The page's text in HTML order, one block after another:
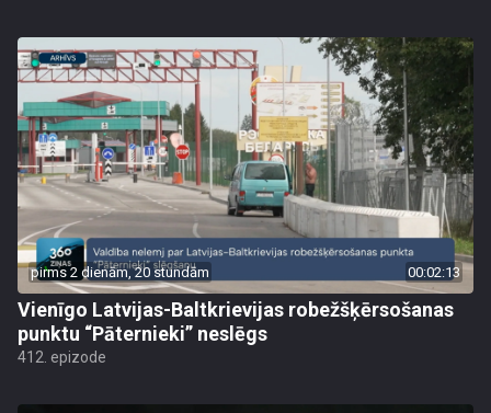
pirms 2 dienām, 20 stundām 00:02:13
Vienīgo Latvijas-Baltkrievijas robežšķērsošanas
punktu “Pāternieki” neslēgs
412. epizode